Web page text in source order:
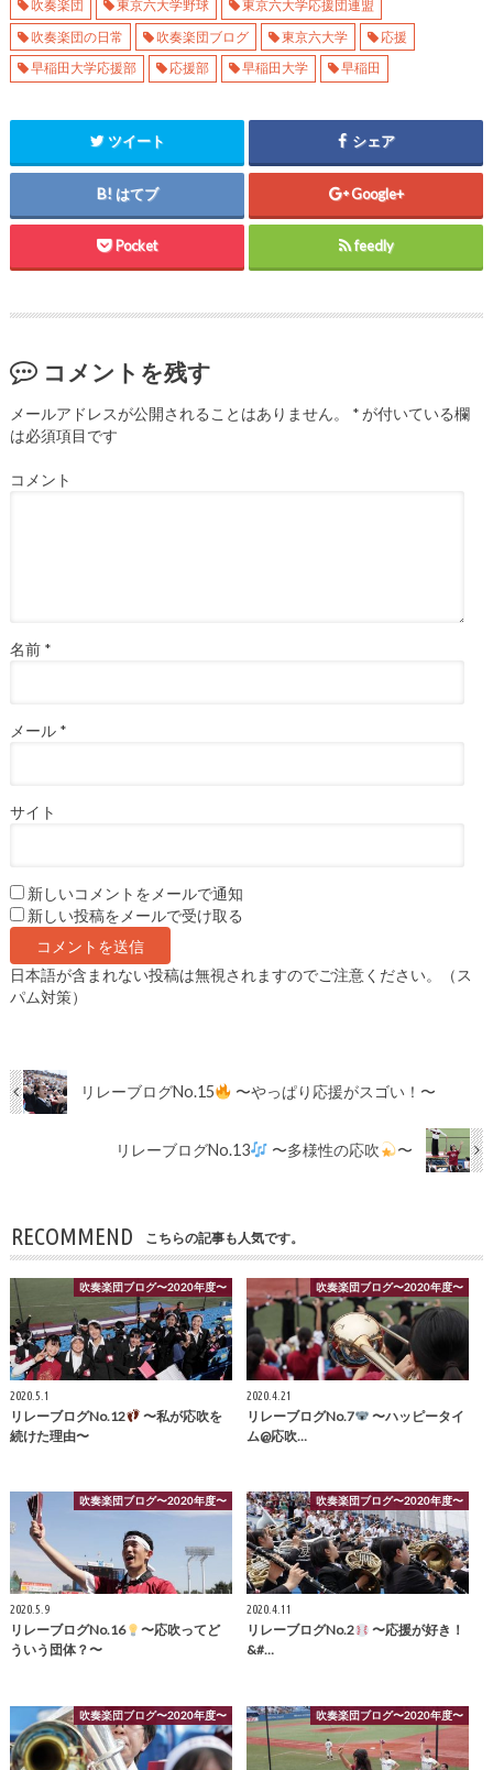
) ィ
ン
ド
ウ
で
開
き
)
)
吹奏楽団
東京六大学野球
東京六大学応援団連盟
吹奏楽団の日常
吹奏楽団ブログ 東京六大学
応援
早稲田大学応援部
応援部 早稲田大学 早稲田
ツイート シェア
はてブ Google+
Pocket feedly
コメントを残す
メールアドレスが公開されることはありません。 *が付いている欄
は必須項目です
コメント
名前 *
メール *
サイト
新しいコメントをメールで通知
新しい投稿をメールで受け取る
日本語が含まれない投稿は無視されますのでご注意ください。（ス
パム対策）
リレーブログNo.15 〜やっぱり応援がスゴい！〜
リレーブログNo.13 〜多様性の応吹 〜
RECOMMEND こちらの記事も人気です。
吹奏楽団ブログ〜2020年度〜
2020.5.1
リレーブログNo.12
〜私が応吹を
続けた理由〜
吹奏楽団ブログ〜2020年度〜
2020.4.21
リレーブログNo.7
〜ハッピータイ
ム@応吹…
吹奏楽団ブログ〜2020年度〜
2020.5.9
リレーブログNo.16
〜応吹ってど
ういう団体？〜
吹奏楽団ブログ〜2020年度〜
2020.4.11
リレーブログNo.2
〜応援が好き！
&#…
吹奏楽団ブログ〜2020年度〜 吹奏楽団ブログ〜2020年度〜